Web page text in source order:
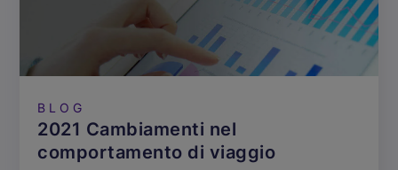
BLOG
2021 Cambiamenti nel
comportamento di viaggio